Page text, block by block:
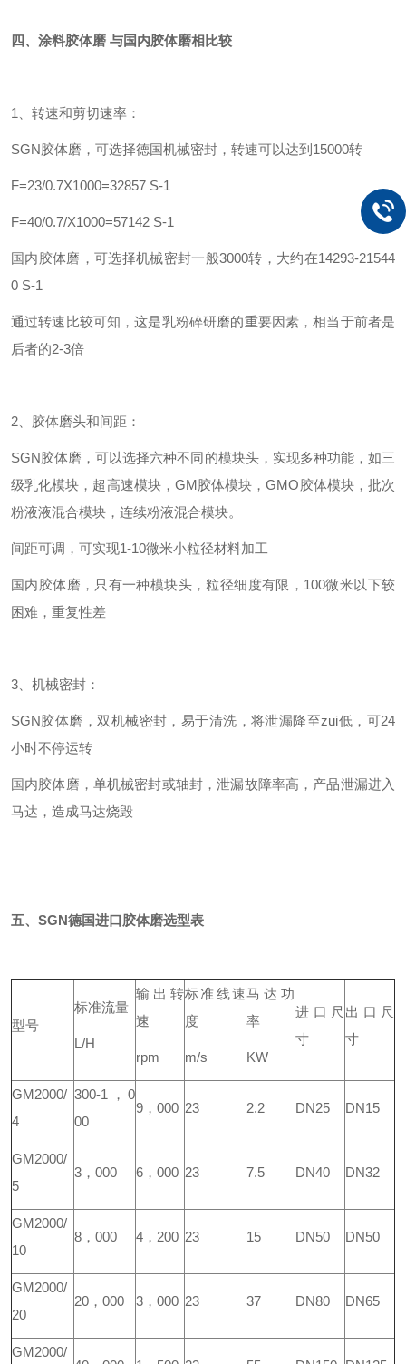
四、涂料胶体磨 与国内胶体磨相比较
1、转速和剪切速率：
SGN胶体磨，可选择德国机械密封，转速可以达到15000转
F=23/0.7X1000=32857 S-1
F=40/0.7/X1000=57142 S-1
国内胶体磨，可选择机械密封一般3000转，大约在14293-21544
0 S-1
通过转速比较可知，这是乳粉碎研磨的重要因素，相当于前者是
后者的2-3倍
2、胶体磨头和间距：
SGN胶体磨，可以选择六种不同的模块头，实现多种功能，如三
级乳化模块，超高速模块，GM胶体模块，GMO胶体模块，批次
粉液液混合模块，连续粉液混合模块。
间距可调，可实现1-10微米小粒径材料加工
国内胶体磨，只有一种模块头，粒径细度有限，100微米以下较
困难，重复性差
3、机械密封：
SGN胶体磨，双机械密封，易于清洗，将泄漏降至zui低，可24
小时不停运转
国内胶体磨，单机械密封或轴封，泄漏故障率高，产品泄漏进入
马达，造成马达烧毁
五、SGN德国进口胶体磨选型表
型号
标准流量
L/H
输出转
速
rpm
标准线速
度
m/s
马达功
率
KW
进口尺
寸
出口尺
寸
GM2000/
4
300-1，0
00
9，000 23 2.2 DN25 DN15
GM2000/
5
3，000 6，000 23 7.5 DN40 DN32
GM2000/
10
8，000 4，200 23 15 DN50 DN50
GM2000/
20
20，000 3，000 23 37 DN80 DN65
GM2000/